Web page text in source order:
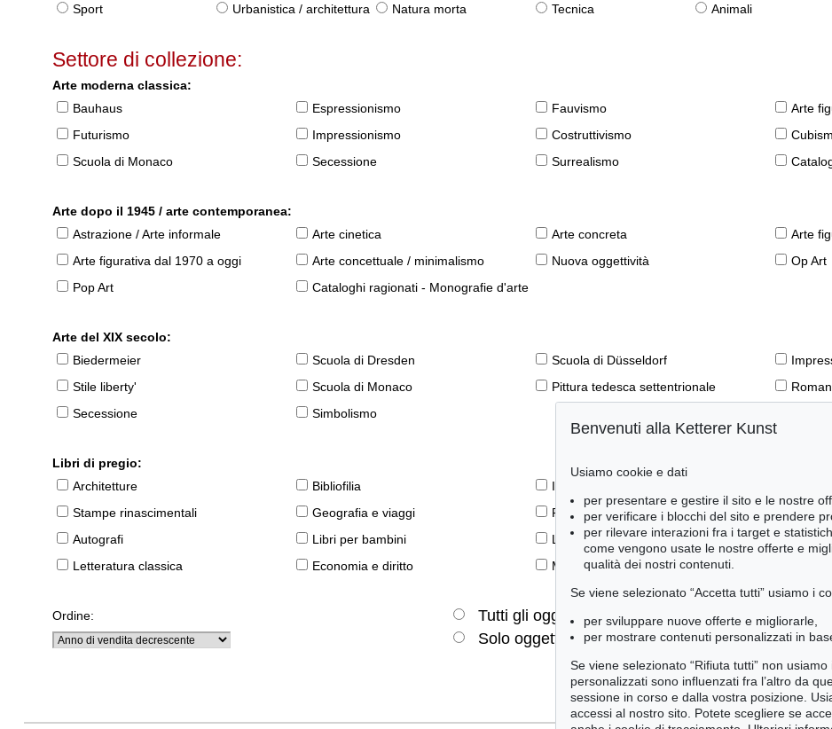
Sport
Urbanistica / architettura Natura morta Tecnica Animali
Settore di collezione:
Arte moderna classica:
Bauhaus
Espressionismo Fauvismo
Arte
Futurismo
Impressionismo Costruttivismo
Scuola di Monaco
Secessione Surrealismo
Arte dopo il 1945 / arte contemporanea:
Astrazione / Arte informale
Arte cinetica Arte concreta
Arte
Arte figurativa dal 1970 a oggi
Arte concettuale / minimalismo Nuova oggettività
Op Art
Pop Art
Cataloghi ragionati - Monografie d'arte
Arte del XIX secolo:
Biedermeier
Scuola di Dresden Scuola di Düsseldorf
Stile liberty'
Scuola di Monaco Pittura tedesca settentrionale
Secessione
Simbolismo
Libri di pregio:
Architetture
Bibliofilia Il libro e la modernità
Stampe rinascimentali
Geografia e viaggi Prime edizioni
Autografi
Libri per bambini Lifestyle
Pietre
Letteratura classica
Economia e diritto Meraviglie della natura
Ordine: Tutti gli oggetti
Solo offerte attuali
Solo oggetti venduti
Benvenuti alla Ketterer Kunst
Usiamo cookie e dati
per presentare e gestire il sito e le nostre
per verificare i blocchi del sito e prendere
per rilevare interazioni fra i target e
come vengono usate le nostre offerte e
qualità dei nostri contenuti.
Se viene selezionato “Accetta tutti” usiamo i
per sviluppare nuove offerte e migliorarle,
per mostrare contenuti personalizzati in
Se viene selezionato “Rifiuta tutti” non
personalizzati sono influenzati fra l’altro da
sessione in corso e dalla vostra posizione.
accessi al nostro sito. Potete scegliere se